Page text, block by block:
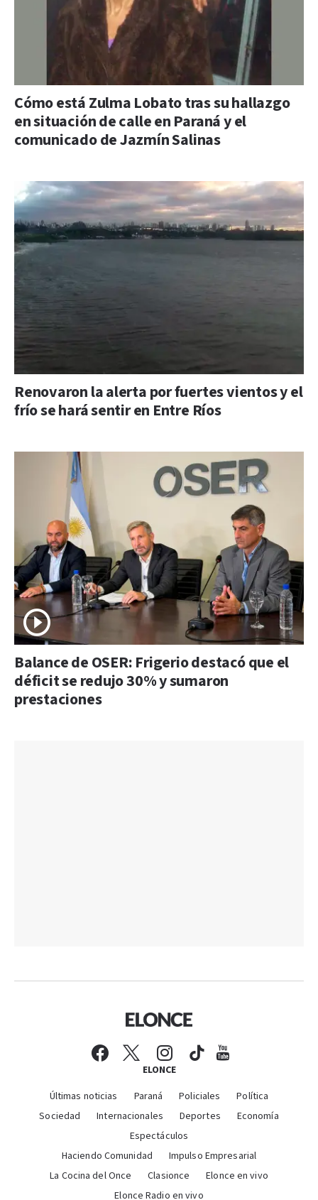
Cómo está Zulma Lobato tras su hallazgo
en situación de calle en Paraná y el
comunicado de Jazmín Salinas
Renovaron la alerta por fuertes vientos y el
frío se hará sentir en Entre Ríos
Balance de OSER: Frigerio destacó que el
déficit se redujo 30% y sumaron
prestaciones
ELONCE
Últimas noticias Paraná Policiales
Política
Sociedad
Internacionales Deportes
Economía
Espectáculos
Haciendo Comunidad
Impulso Empresarial
La Cocina del Once
Clasionce
Elonce en vivo
Elonce Radio en vivo